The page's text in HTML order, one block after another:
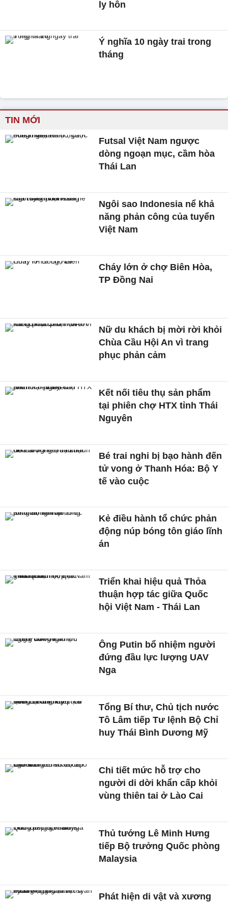
ly hôn
Ý nghĩa 10 ngày trai trong
tháng
TIN MỚI
Futsal Việt Nam ngược
dòng ngoạn mục, cầm hòa
Thái Lan
Ngôi sao Indonesia nể khả
năng phản công của tuyển
Việt Nam
Cháy lớn ở chợ Biên Hòa,
TP Đồng Nai
Nữ du khách bị mời rời khỏi
Chùa Cầu Hội An vì trang
phục phản cảm
Kết nối tiêu thụ sản phẩm
tại phiên chợ HTX tỉnh Thái
Nguyên
Bé trai nghi bị bạo hành đến
tử vong ở Thanh Hóa: Bộ Y
tế vào cuộc
Kẻ điều hành tổ chức phản
động núp bóng tôn giáo lĩnh
án
Triển khai hiệu quả Thỏa
thuận hợp tác giữa Quốc
hội Việt Nam - Thái Lan
Ông Putin bổ nhiệm người
đứng đầu lực lượng UAV
Nga
Tổng Bí thư, Chủ tịch nước
Tô Lâm tiếp Tư lệnh Bộ Chỉ
huy Thái Bình Dương Mỹ
Chi tiết mức hỗ trợ cho
người di dời khẩn cấp khỏi
vùng thiên tai ở Lào Cai
Thủ tướng Lê Minh Hưng
tiếp Bộ trưởng Quốc phòng
Malaysia
Phát hiện di vật và xương